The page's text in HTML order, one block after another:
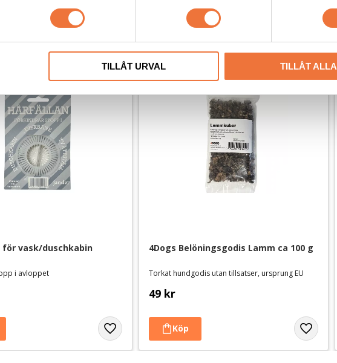
TILLÅT URVAL TILLÅT ALLA
Andra köpte även
för vask/duschkabin
i avloppet
4Dogs Belöningsgodis Lamm ca 100 g
Torkat hundgodis utan tillsatser, ursprung EU
49 kr